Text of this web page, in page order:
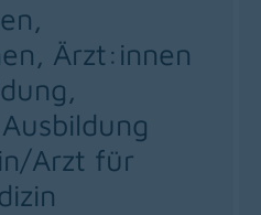
Ärzt:innen
Arzt für